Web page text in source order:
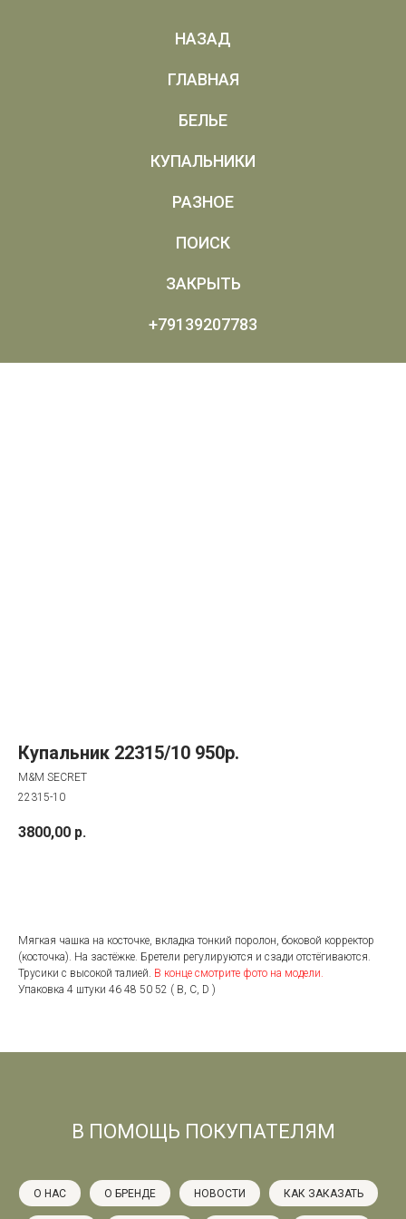
НАЗАД
ГЛАВНАЯ
БЕЛЬЕ
КУПАЛЬНИКИ
РАЗНОЕ
ПОИСК
ЗАКРЫТЬ
+79139207783
Купальник 22315/10 950р.
M&M SECRET
22315-10
3800,00 р.
Мягкая чашка на косточке, вкладка тонкий поролон, боковой корректор
(косточка). На застёжке. Бретели регулируются и сзади отстёгиваются.
Трусики с высокой талией. В конце смотрите фото на модели.
Упаковка 4 штуки 46 48 50 52 ( В, С, D )
В ПОМОЩЬ ПОКУПАТЕЛЯМ
О НАС О БРЕНДЕ НОВОСТИ КАК ЗАКАЗАТЬ